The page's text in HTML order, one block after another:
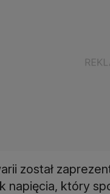
został
napięcia, który